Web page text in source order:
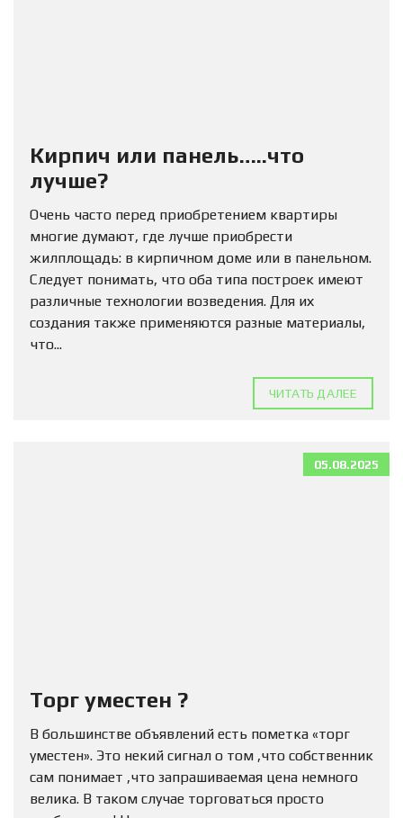
Кирпич или панель…..что
лучше?
Очень часто перед приобретением квартиры
многие думают, где лучше приобрести
жилплощадь: в кирпичном доме или в панельном.
Следует понимать, что оба типа построек имеют
различные технологии возведения. Для их
создания также применяются разные материалы,
что...
ЧИТАТЬ ДАЛЕЕ
05.08.2025
Торг уместен ?
В большинстве объявлений есть пометка «торг
уместен». Это некий сигнал о том ,что собственник
сам понимает ,что запрашиваемая цена немного
велика. В таком случае торговаться просто